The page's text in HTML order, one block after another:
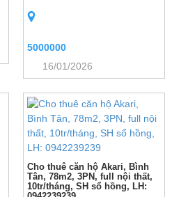
5000000
16/01/2026
Cho thuê căn hộ Akari, Bình
Tân, 78m2, 3PN, full nội thất,
10tr/tháng, SH sổ hồng, LH: